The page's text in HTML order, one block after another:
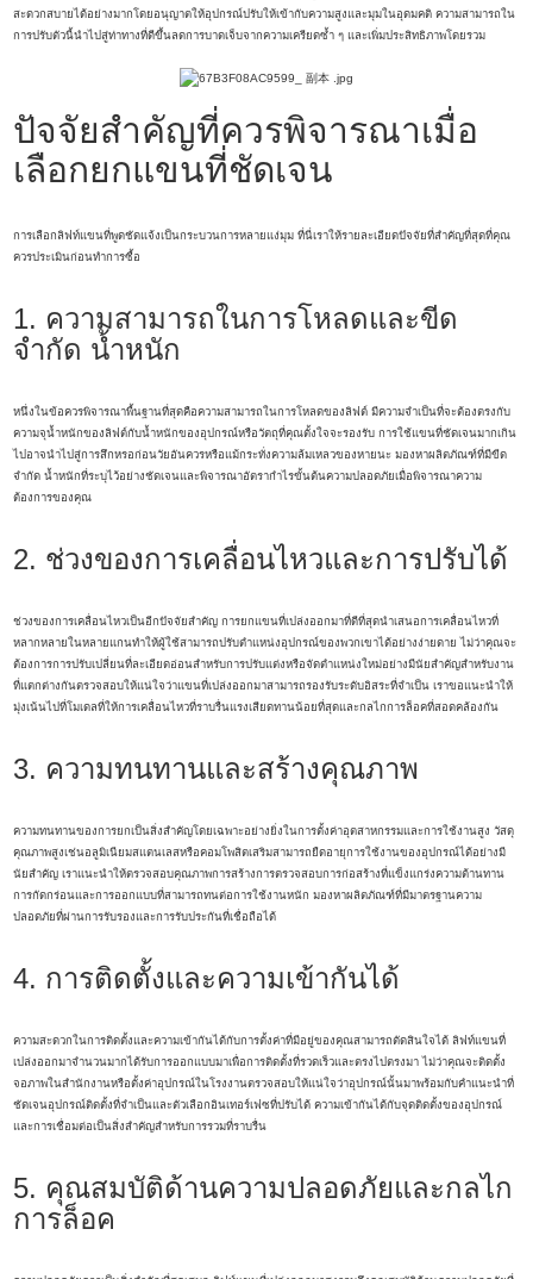
สะดวกสบายได้อย่างมากโดยอนุญาตให้อุปกรณ์ปรับให้เข้ากับความสูงและมุมในอุดมคติ ความสามารถใน
การปรับตัวนี้นำไปสู่ท่าทางที่ดีขึ้นลดการบาดเจ็บจากความเครียดซ้ำ ๆ และเพิ่มประสิทธิภาพโดยรวม
ปัจจัยสำคัญที่ควรพิจารณาเมื่อ
เลือกยกแขนที่ชัดเจน
การเลือกลิฟท์แขนที่พูดชัดแจ้งเป็นกระบวนการหลายแง่มุม ที่นี่เราให้รายละเอียดปัจจัยที่สำคัญที่สุดที่คุณ
ควรประเมินก่อนทำการซื้อ
1. ความสามารถในการโหลดและขีด
จำกัด น้ำหนัก
หนึ่งในข้อควรพิจารณาพื้นฐานที่สุดคือความสามารถในการโหลดของลิฟต์ มีความจำเป็นที่จะต้องตรงกับ
ความจุน้ำหนักของลิฟต์กับน้ำหนักของอุปกรณ์หรือวัตถุที่คุณตั้งใจจะรองรับ การใช้แขนที่ชัดเจนมากเกิน
ไปอาจนำไปสู่การสึกหรอก่อนวัยอันควรหรือแม้กระทั่งความล้มเหลวของหายนะ มองหาผลิตภัณฑ์ที่มีขีด
จำกัด น้ำหนักที่ระบุไว้อย่างชัดเจนและพิจารณาอัตรากำไรขั้นต้นความปลอดภัยเมื่อพิจารณาความ
ต้องการของคุณ
2. ช่วงของการเคลื่อนไหวและการปรับได้
ช่วงของการเคลื่อนไหวเป็นอีกปัจจัยสำคัญ การยกแขนที่เปล่งออกมาที่ดีที่สุดนำเสนอการเคลื่อนไหวที่
หลากหลายในหลายแกนทำให้ผู้ใช้สามารถปรับตำแหน่งอุปกรณ์ของพวกเขาได้อย่างง่ายดาย ไม่ว่าคุณจะ
ต้องการการปรับเปลี่ยนที่ละเอียดอ่อนสำหรับการปรับแต่งหรือจัดตำแหน่งใหม่อย่างมีนัยสำคัญสำหรับงาน
ที่แตกต่างกันตรวจสอบให้แน่ใจว่าแขนที่เปล่งออกมาสามารถรองรับระดับอิสระที่จำเป็น เราขอแนะนำให้
มุ่งเน้นไปที่โมเดลที่ให้การเคลื่อนไหวที่ราบรื่นแรงเสียดทานน้อยที่สุดและกลไกการล็อคที่สอดคล้องกัน
3. ความทนทานและสร้างคุณภาพ
ความทนทานของการยกเป็นสิ่งสำคัญโดยเฉพาะอย่างยิ่งในการตั้งค่าอุตสาหกรรมและการใช้งานสูง วัสดุ
คุณภาพสูงเช่นอลูมิเนียมสแตนเลสหรือคอมโพสิตเสริมสามารถยืดอายุการใช้งานของอุปกรณ์ได้อย่างมี
นัยสำคัญ เราแนะนำให้ตรวจสอบคุณภาพการสร้างการตรวจสอบการก่อสร้างที่แข็งแกร่งความต้านทาน
การกัดกร่อนและการออกแบบที่สามารถทนต่อการใช้งานหนัก มองหาผลิตภัณฑ์ที่มีมาตรฐานความ
ปลอดภัยที่ผ่านการรับรองและการรับประกันที่เชื่อถือได้
4. การติดตั้งและความเข้ากันได้
ความสะดวกในการติดตั้งและความเข้ากันได้กับการตั้งค่าที่มีอยู่ของคุณสามารถตัดสินใจได้ ลิฟท์แขนที่
เปล่งออกมาจำนวนมากได้รับการออกแบบมาเพื่อการติดตั้งที่รวดเร็วและตรงไปตรงมา ไม่ว่าคุณจะติดตั้ง
จอภาพในสำนักงานหรือตั้งค่าอุปกรณ์ในโรงงานตรวจสอบให้แน่ใจว่าอุปกรณ์นั้นมาพร้อมกับคำแนะนำที่
ชัดเจนอุปกรณ์ติดตั้งที่จำเป็นและตัวเลือกอินเทอร์เฟซที่ปรับได้ ความเข้ากันได้กับจุดติดตั้งของอุปกรณ์
และการเชื่อมต่อเป็นสิ่งสำคัญสำหรับการรวมที่ราบรื่น
5. คุณสมบัติด้านความปลอดภัยและกลไก
การล็อค